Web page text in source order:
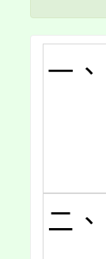
一、
二、